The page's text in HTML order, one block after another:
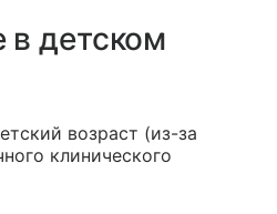
детском
возраст (из-за
клинического